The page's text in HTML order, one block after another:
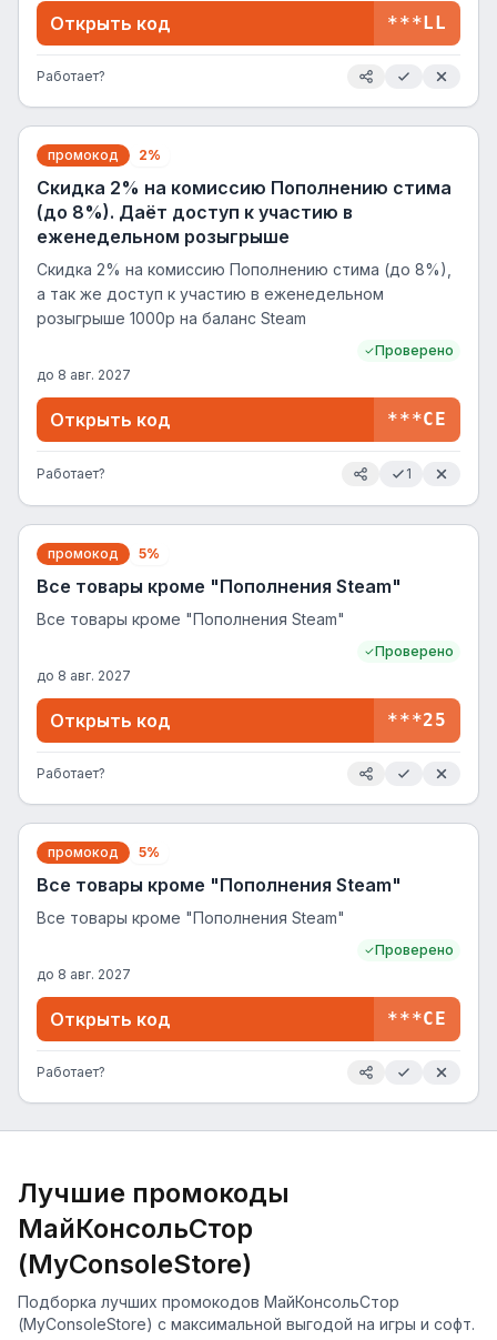
Открыть код ***LL
Работает?
промокод 2%
Скидка 2% на комиссию Пополнению стима
(до 8%). Даёт доступ к участию в
еженедельном розыгрыше
Скидка 2% на комиссию Пополнению стима (до 8%),
а так же доступ к участию в еженедельном
розыгрыше 1000р на баланс Steam
Проверено
до 8 авг. 2027
Открыть код ***CE
Работает? 1
промокод 5%
Все товары кроме "Пополнения Steam"
Все товары кроме "Пополнения Steam"
Проверено
до 8 авг. 2027
Открыть код ***25
Работает?
промокод 5%
Все товары кроме "Пополнения Steam"
Все товары кроме "Пополнения Steam"
Проверено
до 8 авг. 2027
Открыть код ***CE
Работает?
Лучшие промокоды
МайКонсольСтор
(MyConsoleStore)
Подборка лучших промокодов МайКонсольСтор
(MyConsoleStore) с максимальной выгодой на игры и софт.